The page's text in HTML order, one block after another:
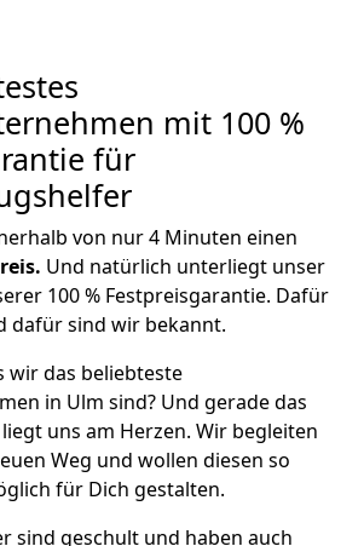
mit 100 %
für
von nur 4 Minuten einen
Und natürlich unterliegt unser
100 % Festpreisgarantie. Dafür
dafür sind wir bekannt.
wir das beliebteste
in Ulm sind? Und gerade das
uns am Herzen. Wir begleiten
Weg und wollen diesen so
für Dich gestalten.
sind geschult und haben auch